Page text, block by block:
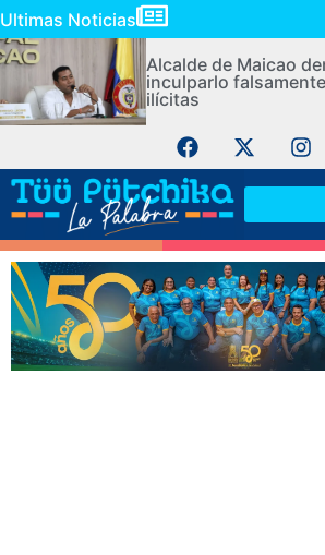
Ultimas Noticias
Alcalde de Maicao
inculparlo
ilícitas